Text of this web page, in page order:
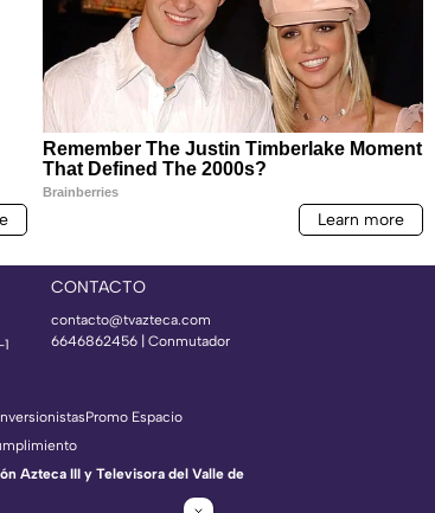
CONTACTO
contacto@tvazteca.com
6646862456 | Conmutador
Promo Espacio
Azteca III y Televisora del Valle de